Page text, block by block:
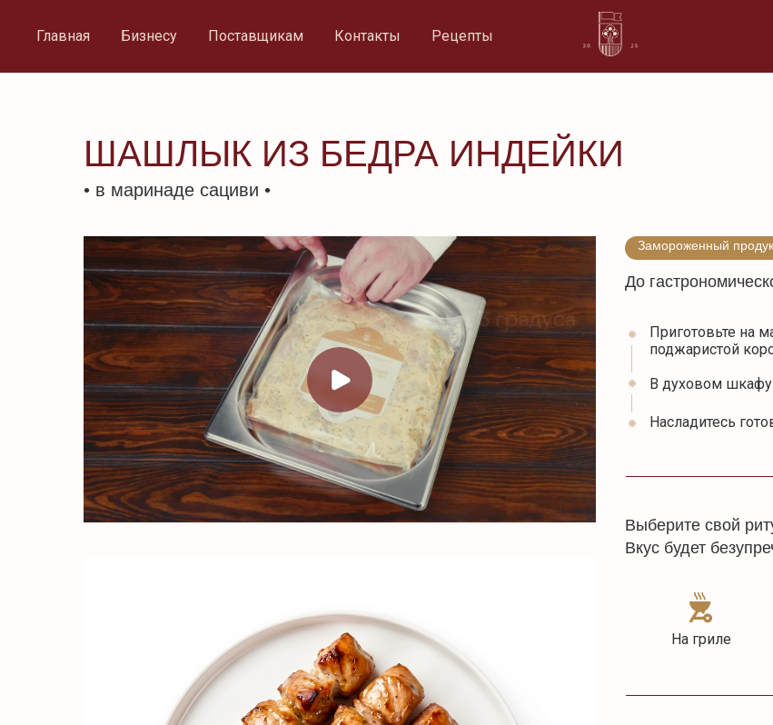
Главная Бизнесу Поставщикам Контакты Рецепты
ШАШЛЫК ИЗ БЕДРА ИНДЕЙКИ
• в маринаде сациви •
Замороженный
До
Приготовьте на
поджаристой
На гриле
В духовом шкафу
Насладитесь
Выберите свой
Вкус будет